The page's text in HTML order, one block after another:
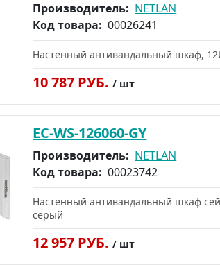
Производитель: NETLAN
Код товара: 00026241
Настенный антивандальный шкаф,
10 787 РУБ./ шт
EC-WS-126060-GY
Производитель: NETLAN
Код товара: 00023742
Настенный антивандальный шкаф
серый
12 957 РУБ./ шт